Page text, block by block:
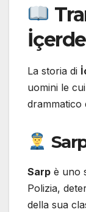
İçerde
La storia di
uomini le
drammatico
Sarp è uno
Polizia,
della sua